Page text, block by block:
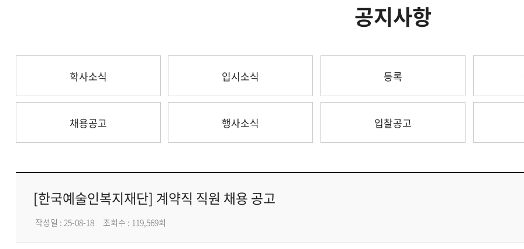
공지사항
학사소식 입시소식 등록
채용공고 행사소식 입찰공고
[한국예술인복지재단] 계약직 직원 채용 공고
작성일 : 25-08-18 조회수 : 119,569회